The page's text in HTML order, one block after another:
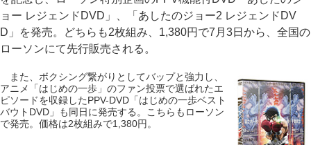
ョー レジェンドDVD」、「あしたのジョー2 レジェンドDV
D」を発売。どちらも2枚組み、1,380円で7月3日から、全国の
ローソンにて先行販売される。
また、ボクシング繋がりとしてバップと強力し、
アニメ「はじめの一歩」のファン投票で選ばれたエ
ピソードを収録したPPV-DVD「はじめの一歩ベスト
バウトDVD」も同日に発売する。こちらもローソン
で発売。価格は2枚組みで1,380円。